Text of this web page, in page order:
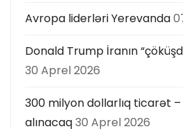
Avropa liderləri Yerevanda
Donald Trump İranın
30 Aprel 2026
300 milyon dollarlıq ticarət
alınacaq30 Aprel 2026